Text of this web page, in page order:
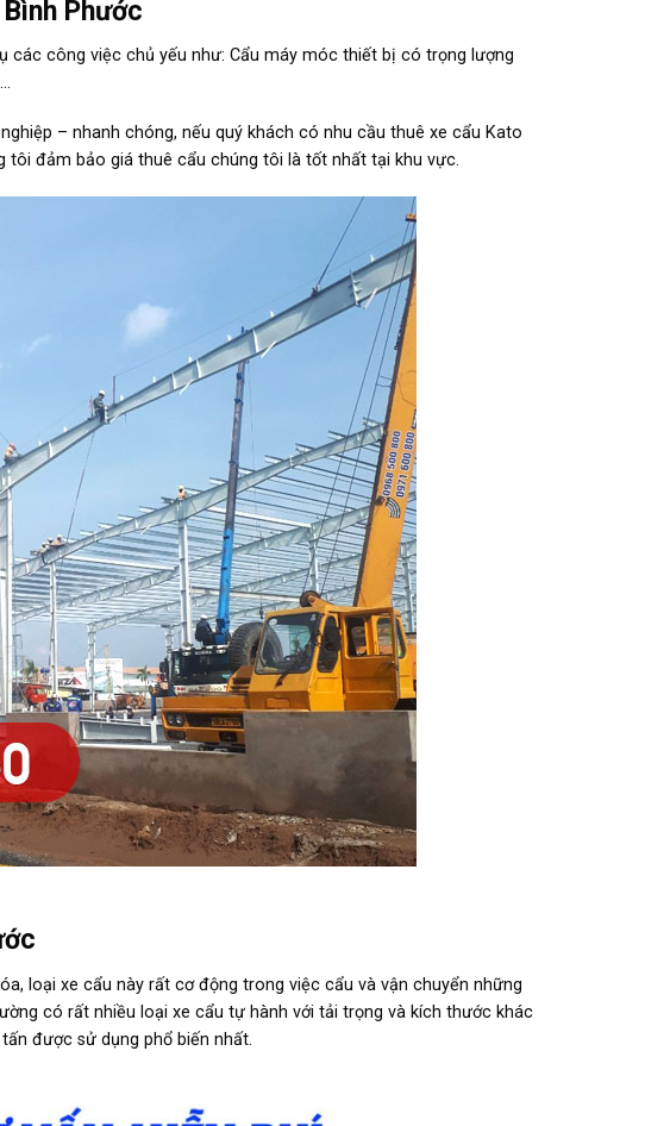
Phước
các công việc chủ yếu như: Cẩu máy móc thiết bị có trọng lượng
– nhanh chóng, nếu quý khách có nhu cầu thuê xe cẩu Kato
tôi đảm bảo giá thuê cẩu chúng tôi là tốt nhất tại khu vực.
loại xe cẩu này rất cơ động trong việc cẩu và vận chuyển những
có rất nhiều loại xe cẩu tự hành với tải trọng và kích thước khác
được sử dụng phổ biến nhất.